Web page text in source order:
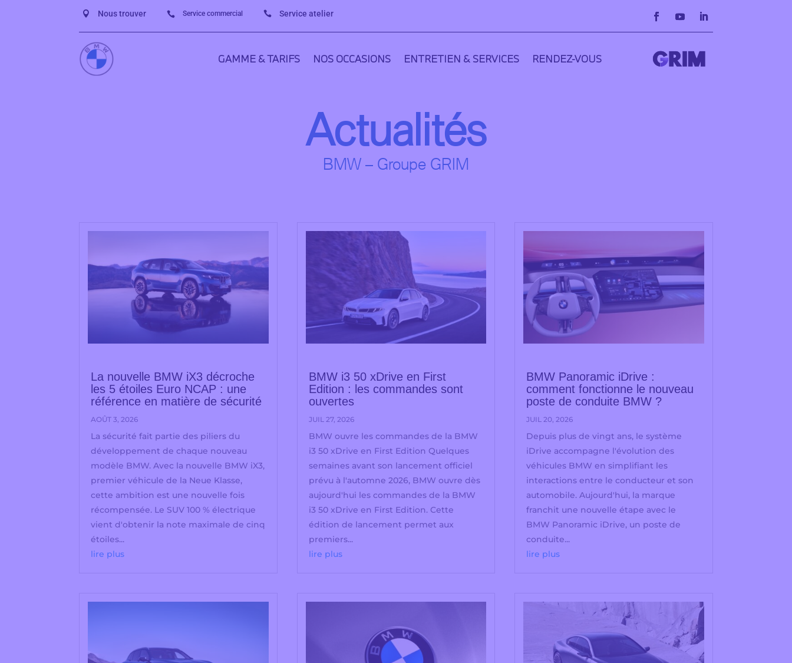
 Nous trouver  Service commercial  Service atelier
GAMME & TARIFS NOS OCCASIONS ENTRETIEN & SERVICES RENDEZ-VOUS
Actualités
BMW – Groupe GRIM
La nouvelle BMW iX3 décroche
les 5 étoiles Euro NCAP : une
référence en matière de sécurité
AOÛT 3, 2026
La sécurité fait partie des piliers du
développement de chaque nouveau
modèle BMW. Avec la nouvelle BMW iX3,
premier véhicule de la Neue Klasse,
cette ambition est une nouvelle fois
récompensée. Le SUV 100 % électrique
vient d'obtenir la note maximale de cinq
étoiles...
lire plus
BMW i3 50 xDrive en First
Edition : les commandes sont
ouvertes
JUIL 27, 2026
BMW ouvre les commandes de la BMW
i3 50 xDrive en First Edition Quelques
semaines avant son lancement officiel
prévu à l'automne 2026, BMW ouvre dès
aujourd'hui les commandes de la BMW
i3 50 xDrive en First Edition. Cette
édition de lancement permet aux
premiers...
lire plus
BMW Panoramic iDrive :
comment fonctionne le nouveau
poste de conduite BMW ?
JUIL 20, 2026
Depuis plus de vingt ans, le système
iDrive accompagne l'évolution des
véhicules BMW en simplifiant les
interactions entre le conducteur et son
automobile. Aujourd'hui, la marque
franchit une nouvelle étape avec le
BMW Panoramic iDrive, un poste de
conduite...
lire plus